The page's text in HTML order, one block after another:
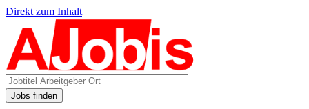
Direkt zum Inhalt
Jobs finden